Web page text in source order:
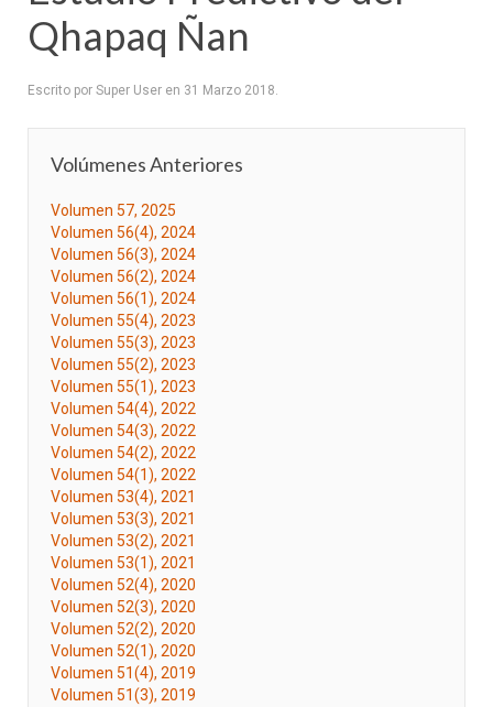
Qhapaq Ñan
Escrito por Super User en 31 Marzo 2018.
Volúmenes Anteriores
Volumen 57, 2025
Volumen 56(4), 2024
Volumen 56(3), 2024
Volumen 56(2), 2024
Volumen 56(1), 2024
Volumen 55(4), 2023
Volumen 55(3), 2023
Volumen 55(2), 2023
Volumen 55(1), 2023
Volumen 54(4), 2022
Volumen 54(3), 2022
Volumen 54(2), 2022
Volumen 54(1), 2022
Volumen 53(4), 2021
Volumen 53(3), 2021
Volumen 53(2), 2021
Volumen 53(1), 2021
Volumen 52(4), 2020
Volumen 52(3), 2020
Volumen 52(2), 2020
Volumen 52(1), 2020
Volumen 51(4), 2019
Volumen 51(3), 2019